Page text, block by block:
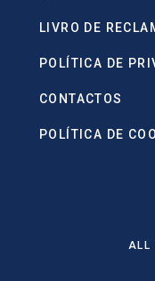
LIVRO DE
POLÍTICA DE
CONTACTOS
POLÍTICA DE
ALL